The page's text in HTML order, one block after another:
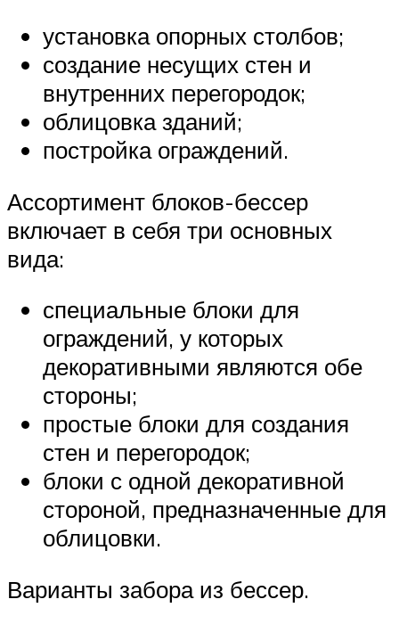
установка опорных столбов;
создание несущих стен и
внутренних перегородок;
облицовка зданий;
постройка ограждений.
Ассортимент блоков-бессер
включает в себя три основных
вида:
специальные блоки для
ограждений, у которых
декоративными являются обе
стороны;
простые блоки для создания
стен и перегородок;
блоки с одной декоративной
стороной, предназначенные для
облицовки.
Варианты забора из бессер.